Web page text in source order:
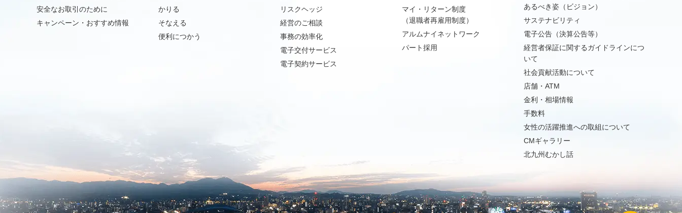
安全なお取引のために
キャンペーン・おすすめ情報
かりる
そなえる
便利につかう
リスクヘッジ
経営のご相談
事務の効率化
電子交付サービス
電子契約サービス
マイ・リターン制度
（退職者再雇用制度）
アルムナイネットワーク
パート採用
あるべき姿（ビジョン）
サステナビリティ
電子公告（決算公告等）
経営者保証に関するガイドラインにつ
いて
社会貢献活動について
店舗・ATM
金利・相場情報
手数料
女性の活躍推進への取組について
CMギャラリー
北九州むかし話